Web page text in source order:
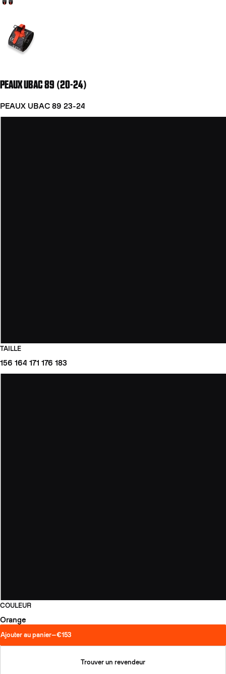
PEAUX UBAC 89 (20-24)
PEAUX UBAC 89 23-24
TAILLE
156 164 171 176 183
COULEUR
Orange
Ajouter au panier—€153
Trouver un revendeur